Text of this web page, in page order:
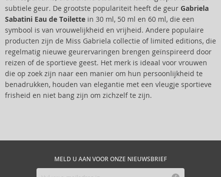
subtiele geur. De grootste populariteit heeft de geur Gabriela
Sabatini Eau de Toilette in 30 ml, 50 ml en 60 ml, die een
symbool is van vrouwelijkheid en vrijheid. Andere populaire
producten zijn de Miss Gabriela collectie of limited editions, die
regelmatig nieuwe geurervaringen brengen geïnspireerd door
reizen of de sportieve geest. Het merk is ideaal voor vrouwen
die op zoek zijn naar een manier om hun persoonlijkheid te
benadrukken, houden van elegantie met een vleugje sportieve
frisheid en niet bang zijn om zichzelf te zijn.
MELD U AAN VOOR ONZE NIEUWSBRIEF